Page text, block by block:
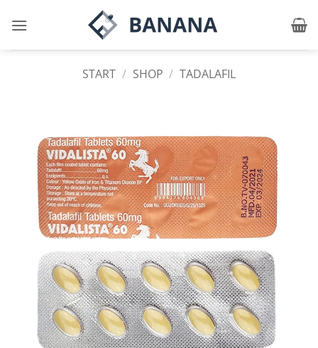
Inhalt
START / SHOP / TADALAFIL